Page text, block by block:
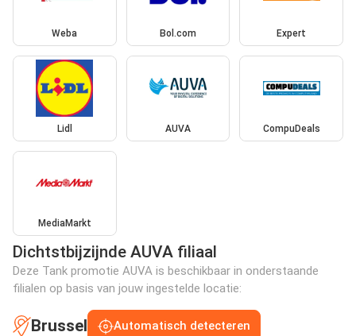
Weba Bol.com Expert
Lidl AUVA CompuDeals
MediaMarkt
Dichtstbijzijnde AUVA filiaal
Deze Tank promotie AUVA is beschikbaar in onderstaande
filialen op basis van jouw ingestelde locatie:
Brussel Automatisch detecteren